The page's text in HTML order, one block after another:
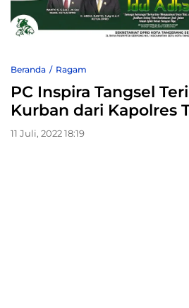
Beranda Ragam
PC Inspira Tangsel
Kurban dari Kapolres
11 Juli, 2022 18:19